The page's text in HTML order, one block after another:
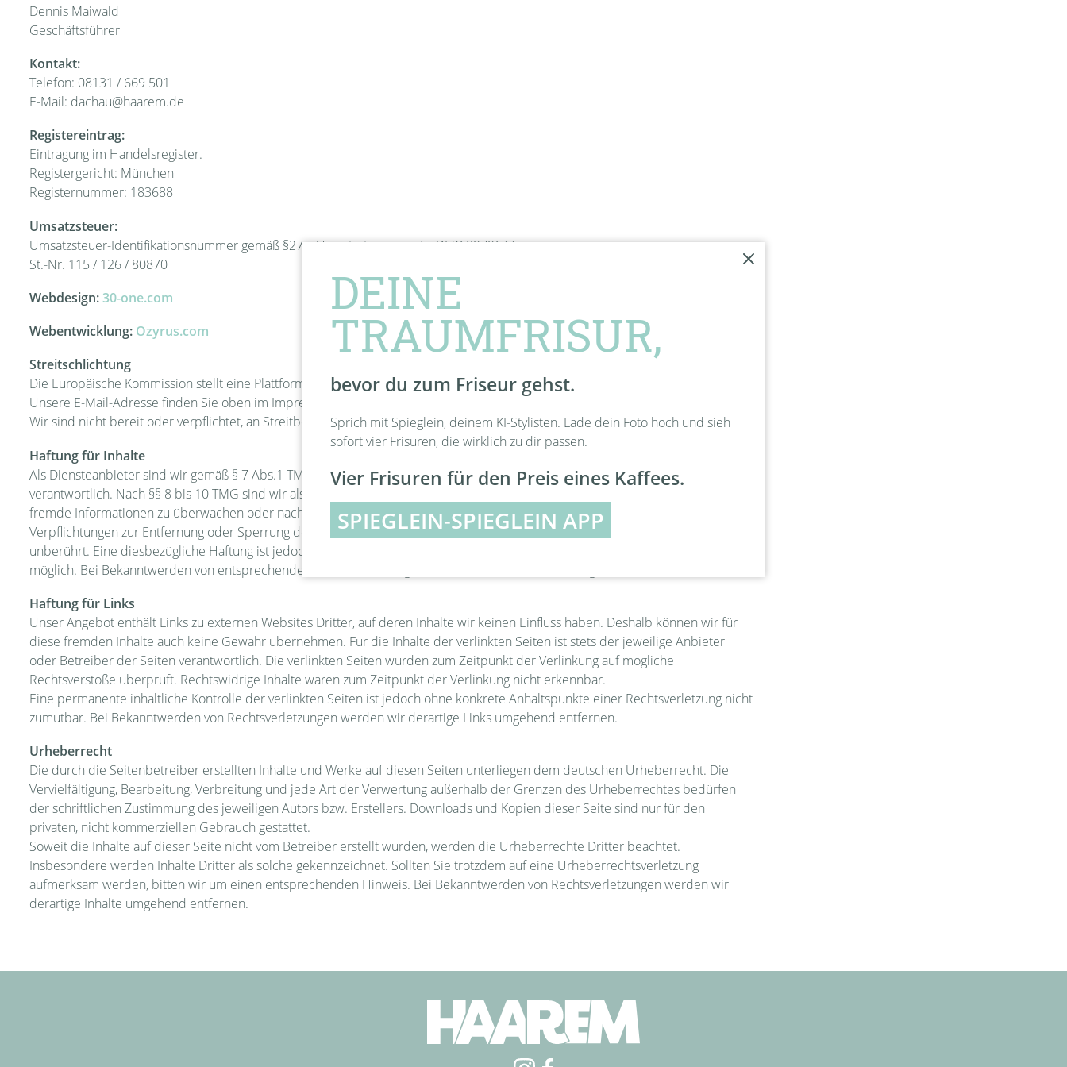
Dennis Maiwald
Geschäftsführer
Kontakt:
Telefon: 08131 / 669 501
E-Mail: dachau@haarem.de
Registereintrag:
Eintragung im Handelsregister.
Registergericht: München
Registernummer: 183688
Umsatzsteuer:
Umsatzsteuer-Identifikationsnummer gemäß §27 a Umsatzsteuergesetz: DE268979644
St.-Nr. 115 / 126 / 80870
Webdesign:30-one.com
Webentwicklung: Ozyrus.com
Streitschlichtung
Die Europäische Kommission stellt eine Plattform zur Online-Streitbeilegung (OS) bereit:https://ec.europa.eu/consumers/odr
Unsere E-Mail-Adresse finden Sie oben im Impressum.
Wir sind nicht bereit oder verpflichtet, an Streitbeilegungsverfahren vor einer Verbraucherschlichtungsstelle teilzunehmen.
Haftung für Inhalte
Als Diensteanbieter sind wir gemäß § 7 Abs.1 TMG für eigene Inhalte auf diesen Seiten nach den allgemeinen Gesetzen
verantwortlich. Nach §§ 8 bis 10 TMG sind wir als Diensteanbieter jedoch nicht verpflichtet, übermittelte oder gespeicherte
fremde Informationen zu überwachen oder nach Umständen zu forschen, die auf eine rechtswidrige Tätigkeit hinweisen.
Verpflichtungen zur Entfernung oder Sperrung der Nutzung von Informationen nach den allgemeinen Gesetzen bleiben hiervon
unberührt. Eine diesbezügliche Haftung ist jedoch erst ab dem Zeitpunkt der Kenntnis einer konkreten Rechtsverletzung
möglich. Bei Bekanntwerden von entsprechenden Rechtsverletzungen werden wir diese Inhalte umgehend entfernen.
Haftung für Links
Unser Angebot enthält Links zu externen Websites Dritter, auf deren Inhalte wir keinen Einfluss haben. Deshalb können wir für
diese fremden Inhalte auch keine Gewähr übernehmen. Für die Inhalte der verlinkten Seiten ist stets der jeweilige Anbieter
oder Betreiber der Seiten verantwortlich. Die verlinkten Seiten wurden zum Zeitpunkt der Verlinkung auf mögliche
Rechtsverstöße überprüft. Rechtswidrige Inhalte waren zum Zeitpunkt der Verlinkung nicht erkennbar.
Eine permanente inhaltliche Kontrolle der verlinkten Seiten ist jedoch ohne konkrete Anhaltspunkte einer Rechtsverletzung nicht
zumutbar. Bei Bekanntwerden von Rechtsverletzungen werden wir derartige Links umgehend entfernen.
Urheberrecht
Die durch die Seitenbetreiber erstellten Inhalte und Werke auf diesen Seiten unterliegen dem deutschen Urheberrecht. Die
Vervielfältigung, Bearbeitung, Verbreitung und jede Art der Verwertung außerhalb der Grenzen des Urheberrechtes bedürfen
der schriftlichen Zustimmung des jeweiligen Autors bzw. Erstellers. Downloads und Kopien dieser Seite sind nur für den
privaten, nicht kommerziellen Gebrauch gestattet.
Soweit die Inhalte auf dieser Seite nicht vom Betreiber erstellt wurden, werden die Urheberrechte Dritter beachtet.
Insbesondere werden Inhalte Dritter als solche gekennzeichnet. Sollten Sie trotzdem auf eine Urheberrechtsverletzung
aufmerksam werden, bitten wir um einen entsprechenden Hinweis. Bei Bekanntwerden von Rechtsverletzungen werden wir
derartige Inhalte umgehend entfernen.
DEINE
TRAUMFRISUR,
bevor du zum Friseur gehst.
Sprich mit Spieglein, deinem KI-Stylisten. Lade dein Foto hoch und sieh
sofort vier Frisuren, die wirklich zu dir passen.
Vier Frisuren für den Preis eines Kaffees.
SPIEGLEIN-SPIEGLEIN APP